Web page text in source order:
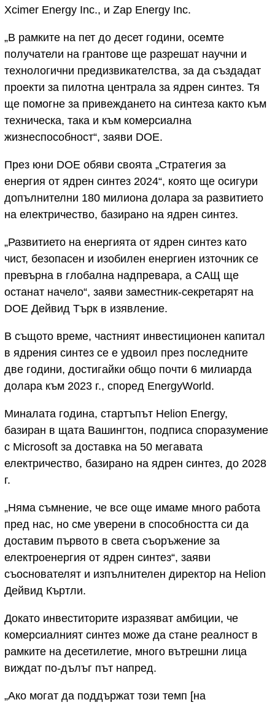
Xcimer Energy Inc., и Zap Energy Inc.
„В рамките на пет до десет години, осемте
получатели на грантове ще разрешат научни и
технологични предизвикателства, за да създадат
проекти за пилотна централа за ядрен синтез. Тя
ще помогне за привеждането на синтеза както към
техническа, така и към комерсиална
жизнеспособност“, заяви DOE.
През юни DOE обяви своята „Стратегия за
енергия от ядрен синтез 2024“, която ще осигури
допълнителни 180 милиона долара за развитието
на електричество, базирано на ядрен синтез.
„Развитието на енергията от ядрен синтез като
чист, безопасен и изобилен енергиен източник се
превърна в глобална надпревара, а САЩ ще
останат начело“, заяви заместник-секретарят на
DOE Дейвид Търк в изявление.
В същото време, частният инвестиционен капитал
в ядрения синтез се е удвоил през последните
две години, достигайки общо почти 6 милиарда
долара към 2023 г., според EnergyWorld.
Миналата година, стартъпът Helion Energy,
базиран в щата Вашингтон, подписа споразумение
с Microsoft за доставка на 50 мегавата
електричество, базирано на ядрен синтез, до 2028
г.
„Няма съмнение, че все още имаме много работа
пред нас, но сме уверени в способността си да
доставим първото в света съоръжение за
електроенергия от ядрен синтез“, заяви
съоснователят и изпълнителен директор на Helion
Дейвид Къртли.
Докато инвеститорите изразяват амбиции, че
комерсиалният синтез може да стане реалност в
рамките на десетилетие, много вътрешни лица
виждат по-дълъг път напред.
„Ако могат да поддържат този темп [на